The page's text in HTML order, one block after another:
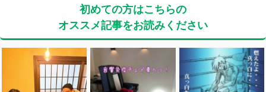
初めての方はこちらの
オススメ記事をお読みください